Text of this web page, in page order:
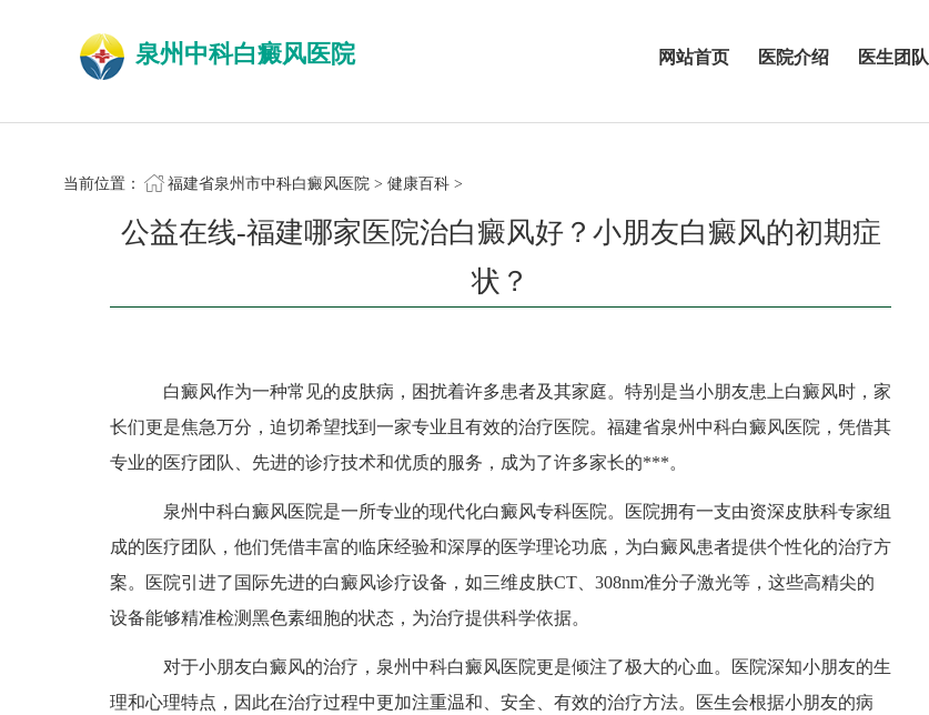
泉州中科白癜风医院 网站首页 医院介绍 医生团队
当前位置： 福建省泉州市中科白癜风医院 > 健康百科 >
公益在线-福建哪家医院治白癜风好？小朋友白癜风的初期症
状？
白癜风作为一种常见的皮肤病，困扰着许多患者及其家庭。特别是当小朋友患上白癜风时，家
长们更是焦急万分，迫切希望找到一家专业且有效的治疗医院。福建省泉州中科白癜风医院，凭借其
专业的医疗团队、先进的诊疗技术和优质的服务，成为了许多家长的***。
泉州中科白癜风医院是一所专业的现代化白癜风专科医院。医院拥有一支由资深皮肤科专家组
成的医疗团队，他们凭借丰富的临床经验和深厚的医学理论功底，为白癜风患者提供个性化的治疗方
案。医院引进了国际先进的白癜风诊疗设备，如三维皮肤CT、308nm准分子激光等，这些高精尖的
设备能够精准检测黑色素细胞的状态，为治疗提供科学依据。
对于小朋友白癜风的治疗，泉州中科白癜风医院更是倾注了极大的心血。医院深知小朋友的生
理和心理特点，因此在治疗过程中更加注重温和、安全、有效的治疗方法。医生会根据小朋友的病